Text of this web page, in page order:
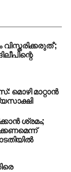
മൊഴി മാറ്റാന്‍
ശ്രമം;